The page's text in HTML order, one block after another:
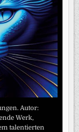
Autor:
Werk,
talentierten